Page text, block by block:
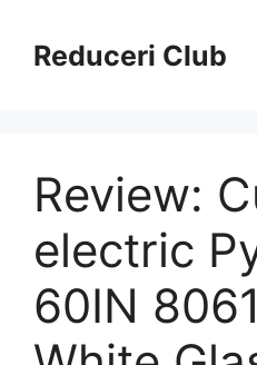
conținutReduceri Club
Review:
electric
60IN